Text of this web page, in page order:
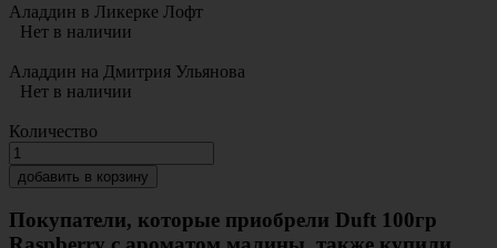
Аладдин в Ликерке Лофт
Нет в наличии
Аладдин на Дмитрия Ульянова
Нет в наличии
Количество
добавить в корзину
Покупатели, которые приобрели Duft 100гр